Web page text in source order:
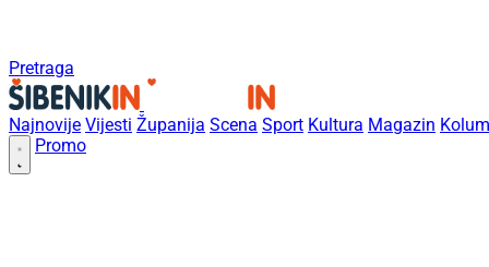
Pretraga
Najnovije Vijesti Županija Scena Sport Kultura Magazin
Promo